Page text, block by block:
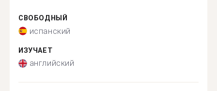
СВОБОДНЫЙ
испанский
ИЗУЧАЕТ
английский